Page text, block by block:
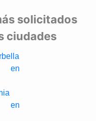
solicitados
ciudades
en
en